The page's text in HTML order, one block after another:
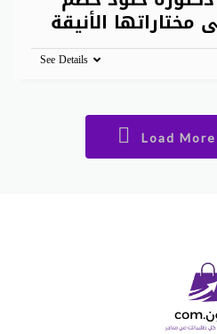
See Details
Load